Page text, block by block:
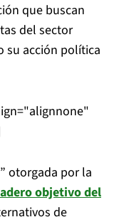
que buscan
del sector
su acción política
otorgada por la
objetivo del
de